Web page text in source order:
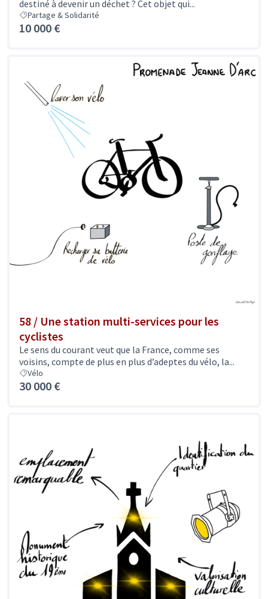
destiné à devenir un déchet ? Cet objet qui...
Partage & Solidarité
10 000 €
58 / Une station multi-services pour les
cyclistes
Le sens du courant veut que la France, comme ses
voisins, compte de plus en plus d’adeptes du vélo, la...
Vélo
30 000 €